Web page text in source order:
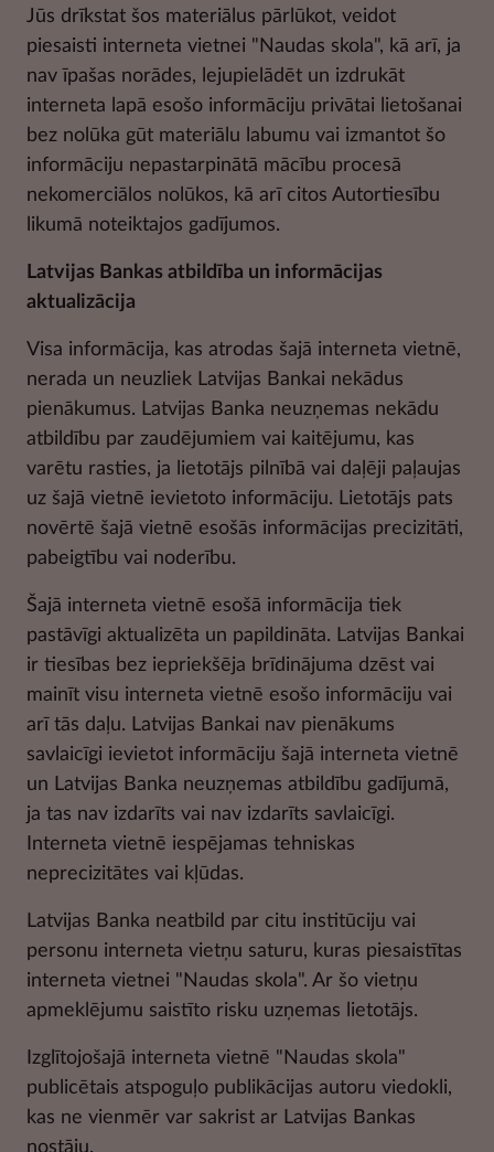
Jūs drīkstat šos materiālus pārlūkot, veidot
piesaisti interneta vietnei "Naudas skola", kā arī, ja
nav īpašas norādes, lejupielādēt un izdrukāt
interneta lapā esošo informāciju privātai lietošanai
bez nolūka gūt materiālu labumu vai izmantot šo
informāciju nepastarpinātā mācību procesā
nekomerciālos nolūkos, kā arī citos Autortiesību
likumā noteiktajos gadījumos.
Latvijas Bankas atbildība un informācijas
aktualizācija
Visa informācija, kas atrodas šajā interneta vietnē,
nerada un neuzliek Latvijas Bankai nekādus
pienākumus. Latvijas Banka neuzņemas nekādu
atbildību par zaudējumiem vai kaitējumu, kas
varētu rasties, ja lietotājs pilnībā vai daļēji paļaujas
uz šajā vietnē ievietoto informāciju. Lietotājs pats
novērtē šajā vietnē esošās informācijas precizitāti,
pabeigtību vai noderību.
Šajā interneta vietnē esošā informācija tiek
pastāvīgi aktualizēta un papildināta. Latvijas Bankai
ir tiesības bez iepriekšēja brīdinājuma dzēst vai
mainīt visu interneta vietnē esošo informāciju vai
arī tās daļu. Latvijas Bankai nav pienākums
savlaicīgi ievietot informāciju šajā interneta vietnē
un Latvijas Banka neuzņemas atbildību gadījumā,
ja tas nav izdarīts vai nav izdarīts savlaicīgi.
Interneta vietnē iespējamas tehniskas
neprecizitātes vai kļūdas.
Latvijas Banka neatbild par citu institūciju vai
personu interneta vietņu saturu, kuras piesaistītas
interneta vietnei "Naudas skola". Ar šo vietņu
apmeklējumu saistīto risku uzņemas lietotājs.
Izglītojošajā interneta vietnē "Naudas skola"
publicētais atspoguļo publikācijas autoru viedokli,
kas ne vienmēr var sakrist ar Latvijas Bankas
nostāju.